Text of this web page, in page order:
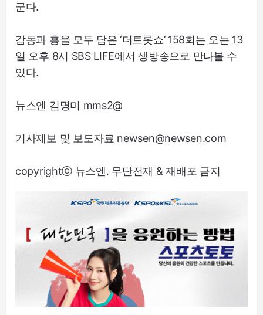
군다.
감동과 흥을 모두 담은 ‘더트롯쇼’ 158회는 오는 13
일 오후 8시 SBS LIFE에서 생방송으로 만나볼 수
있다.
뉴스엔 김명미 mms2@
기사제보 및 보도자료 newsen@newsen.com
copyrightⓒ 뉴스엔. 무단전재 & 재배포 금지